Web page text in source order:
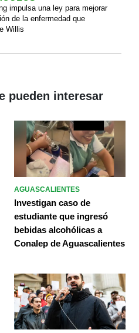
impulsa una ley para mejorar
de la enfermedad que
Willis
pueden interesar
AGUASCALIENTES
Investigan caso de
estudiante que ingresó
bebidas alcohólicas a
Conalep de Aguascalientes